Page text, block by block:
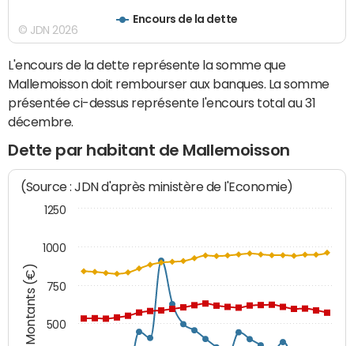
Encours de la dette
© JDN 2026
L'encours de la dette représente la somme que
Mallemoisson doit rembourser aux banques. La somme
présentée ci-dessus représente l'encours total au 31
décembre.
Dette par habitant de Mallemoisson
Montants (€)
(Source : JDN d'après ministère de l'Economie)
500
750
1000
1250